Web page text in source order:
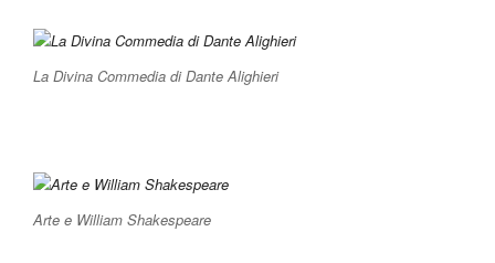
La Divina Commedia di Dante Alighieri
Arte e William Shakespeare